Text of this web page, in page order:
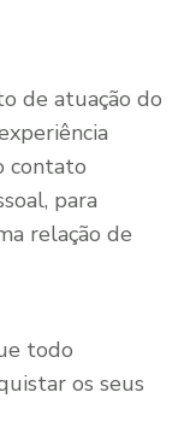
de atuação do
contato
para
relação de
todo
os seus